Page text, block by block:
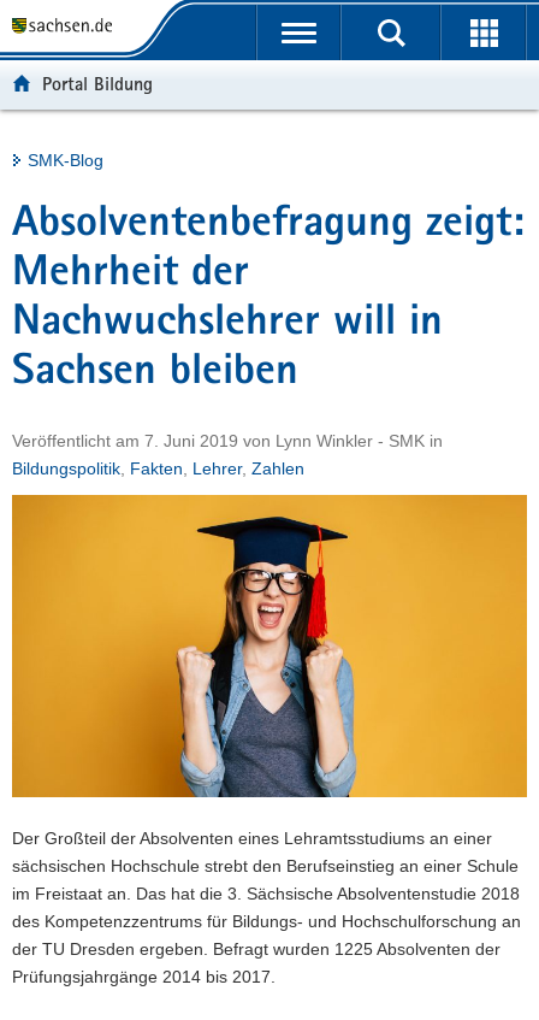
t
b
e
r
g
r
i
u
n
h
a
t
e
v
c
e
Portalübergreifende
Portal Bildung
Hauptinhalt
SMK-Blog
Absolventenbefragung zeigt:
Mehrheit der
Nachwuchslehrer will in
Sachsen bleiben
Veröffentlicht am 7. Juni 2019 von Lynn Winkler - SMK in
Bildungspolitik Fakten Lehrer, Zahlen
Der Großteil der Absolventen eines Lehramtsstudiums an einer
sächsischen Hochschule strebt den Berufseinstieg an einer Schule
im Freistaat an. Das hat die 3. Sächsische Absolventenstudie 2018
des Kompetenzzentrums für Bildungs- und Hochschulforschung an
der TU Dresden ergeben. Befragt wurden 1225 Absolventen der
Prüfungsjahrgänge 2014 bis 2017.